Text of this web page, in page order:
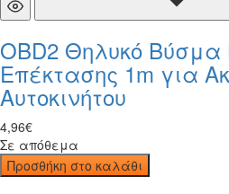
OBD2 Θηλυκό
Επέκτασης 1m για
Αυτοκινήτου
4,96€
Σε απόθεμα
Προσθήκη στο καλάθι